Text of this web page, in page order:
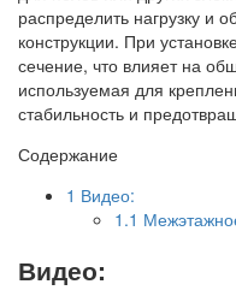
Содержание
1 Видео:
1.1
Видео: